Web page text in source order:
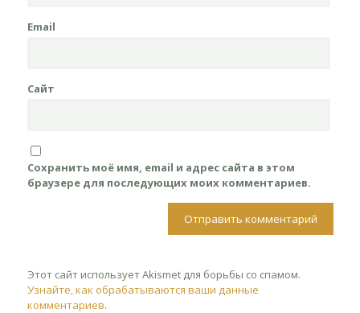
Email
Сайт
Сохранить моё имя, email и адрес сайта в этом
браузере для последующих моих комментариев.
Этот сайт использует Akismet для борьбы со спамом.
Узнайте, как обрабатываются ваши данные
комментариев.